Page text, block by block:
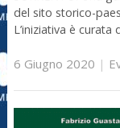
del sito storico-
L’iniziativa è curata
6 Giugno 2020 |